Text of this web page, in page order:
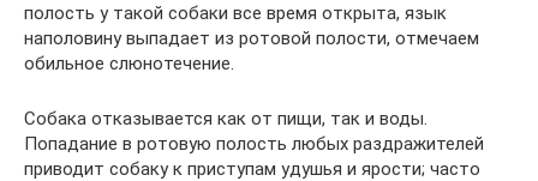
полость у такой собаки все время открыта, язык
наполовину выпадает из ротовой полости, отмечаем
обильное слюнотечение.
Собака отказывается как от пищи, так и воды.
Попадание в ротовую полость любых раздражителей
приводит собаку к приступам удушья и ярости; часто